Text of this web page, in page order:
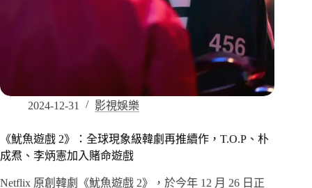
2024-12-31 影視娛樂
《魷魚遊戲 2》：全球現象級韓劇再推續作，T.O.P、朴
成焄、李炳憲加入賭命遊戲
Netflix 原創韓劇《魷魚遊戲 2》，於今年 12 月 26 日正